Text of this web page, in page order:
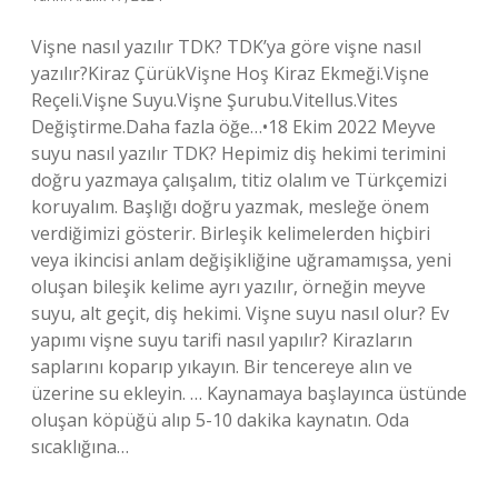
Vişne nasıl yazılır TDK? TDK’ya göre vişne nasıl
yazılır?Kiraz ÇürükVişne Hoş Kiraz Ekmeği.Vişne
Reçeli.Vişne Suyu.Vişne Şurubu.Vitellus.Vites
Değiştirme.Daha fazla öğe…•18 Ekim 2022 Meyve
suyu nasıl yazılır TDK? Hepimiz diş hekimi terimini
doğru yazmaya çalışalım, titiz olalım ve Türkçemizi
koruyalım. Başlığı doğru yazmak, mesleğe önem
verdiğimizi gösterir. Birleşik kelimelerden hiçbiri
veya ikincisi anlam değişikliğine uğramamışsa, yeni
oluşan bileşik kelime ayrı yazılır, örneğin meyve
suyu, alt geçit, diş hekimi. Vişne suyu nasıl olur? Ev
yapımı vişne suyu tarifi nasıl yapılır? Kirazların
saplarını koparıp yıkayın. Bir tencereye alın ve
üzerine su ekleyin. … Kaynamaya başlayınca üstünde
oluşan köpüğü alıp 5-10 dakika kaynatın. Oda
sıcaklığına…